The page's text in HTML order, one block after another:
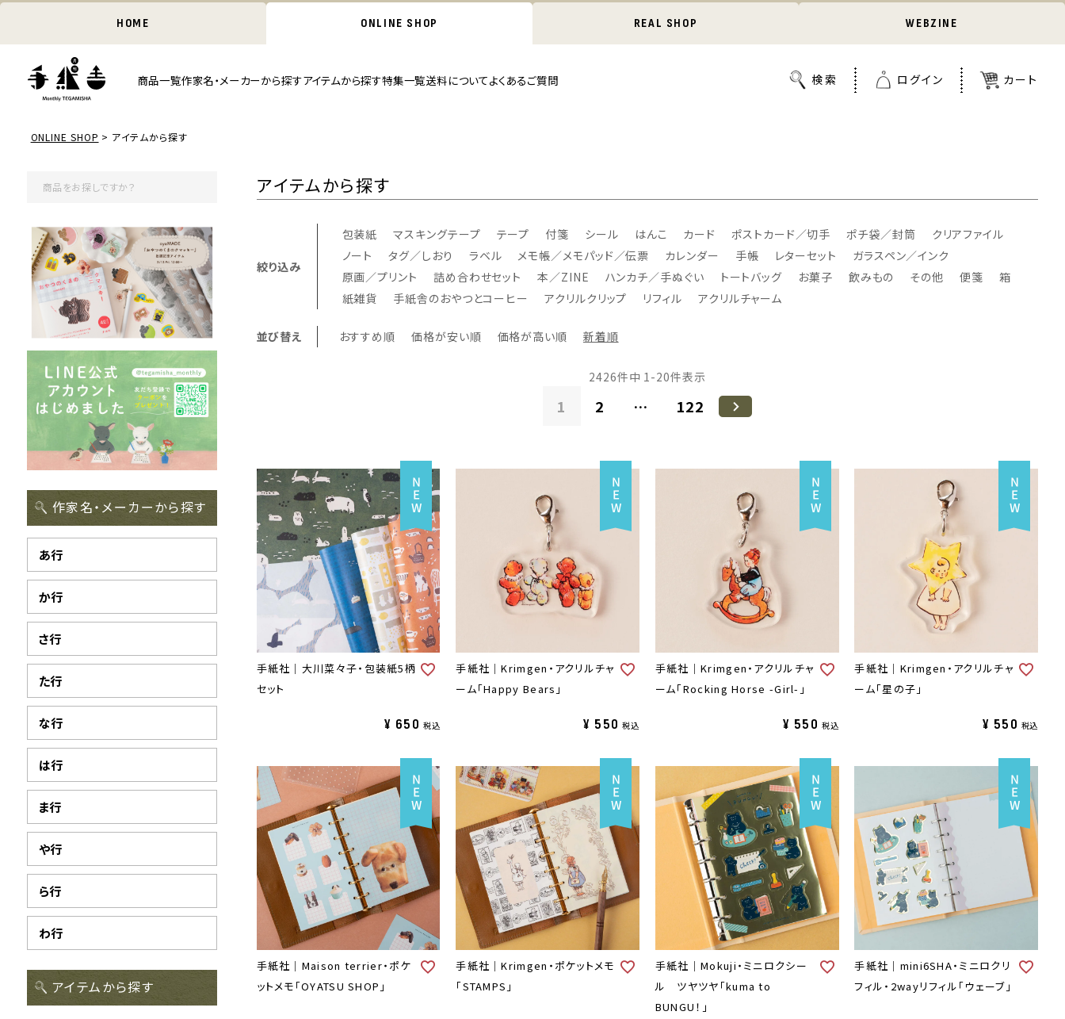
HOME ONLINE SHOP REAL SHOP WEBZINE
商品一覧作家名・メーカーから探すアイテムから探す特集一覧送料についてよくあるご質問
ONLINE SHOP アイテムから探す
作家名・メーカーから探す
あ行
か行
さ行
た行
な行
は行
ま行
や行
ら行
わ行
アイテムから探す
アイテムから探す
絞り込み
包装紙 マスキングテープ テープ 付箋 シール はんこ カード ポストカード／切手 ポチ袋／封筒
クリアファイル
ノート
タグ／しおり ラベル メモ帳／メモパッド／伝票 カレンダー 手帳 レターセット
ガラスペン／インク
原画／プリント
詰め合わせセット 本／ZINE ハンカチ／手ぬぐい トートバッグ お菓子 飲みもの その他 便箋
箱
紙雑貨
手紙舎のおやつとコーヒー アクリルクリップ リフィル アクリルチャーム
並び替え おすすめ順 価格が安い順 価格が高い順 新着順
2426件中 1-20件表示
1 2 … 122
手紙社｜大川菜々子・包装紙5柄
セット
¥ 650 税込
手紙社｜Krimgen・アクリルチャ
ーム「Happy Bears」
¥ 550 税込
手紙社｜Krimgen・アクリルチャ
ーム「Rocking Horse -Girl-」
¥ 550 税込
手紙社｜Krimgen・アクリルチャ
ーム「星の子」
¥ 550 税込
手紙社｜Maison terrier・ポケ
ットメモ「OYATSU SHOP」
手紙社｜Krimgen・ポケットメモ
「STAMPS」
手紙社｜Mokuji・ミニロクシー
ル ツヤツヤ「kuma to
BUNGU！」
手紙社｜mini6SHA・ミニロクリ
フィル・2wayリフィル「ウェーブ」